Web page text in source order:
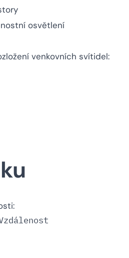
osvětlení
venkovních svítidel: